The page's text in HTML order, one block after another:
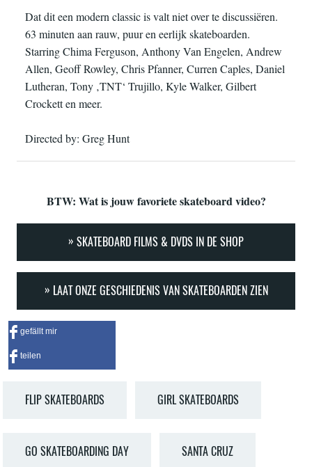
Dat dit een modern classic is valt niet over te discussiëren.
63 minuten aan rauw, puur en eerlijk skateboarden.
Starring Chima Ferguson, Anthony Van Engelen, Andrew
Allen, Geoff Rowley, Chris Pfanner, Curren Caples, Daniel
Lutheran, Tony ‚TNT‘ Trujillo, Kyle Walker, Gilbert
Crockett en meer.
Directed by: Greg Hunt
BTW: Wat is jouw favoriete skateboard video?
SKATEBOARD FILMS & DVDS IN DE SHOP
LAAT ONZE GESCHIEDENIS VAN SKATEBOARDEN ZIEN
gefällt mir
teilen
FLIP SKATEBOARDS GIRL SKATEBOARDS
GO SKATEBOARDING DAY SANTA CRUZ